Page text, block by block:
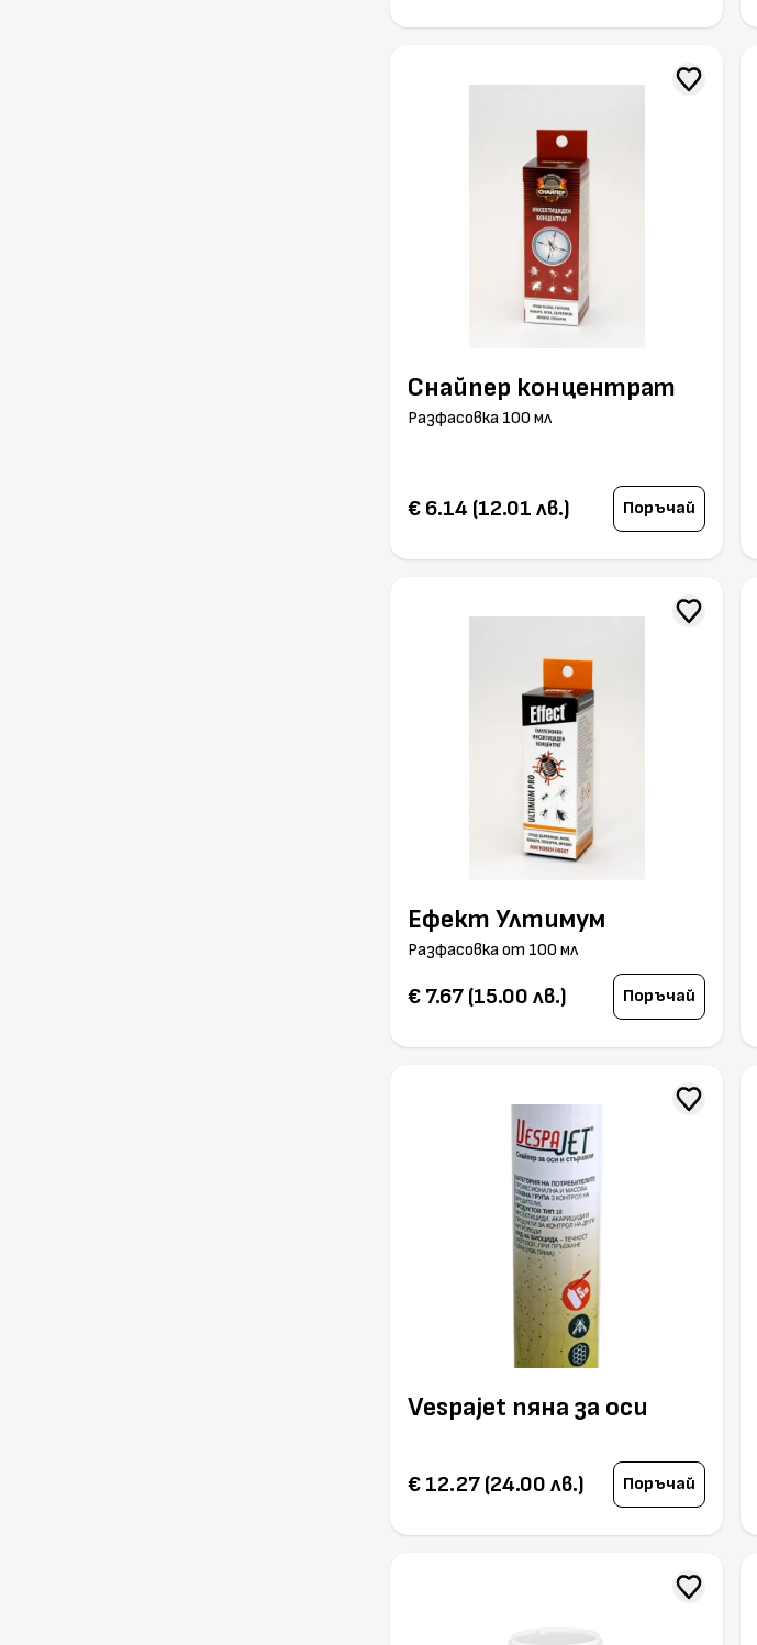
Снайпер концентрат
Разфасовка 100 мл
€ 6.14 (12.01 лв.) Поръчай
Ефект Ултимум
Разфасовка от 100 мл
€ 7.67 (15.00 лв.) Поръчай
Vespajet пяна за оси
€ 12.27 (24.00 лв.) Поръчай